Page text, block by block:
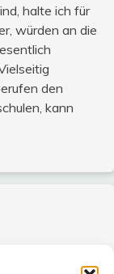
halte ich für
würden an die
den
kann